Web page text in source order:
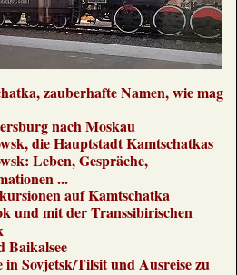
zauberhafte Namen, wie mag
nach Moskau
die Hauptstadt Kamtschatkas
Leben, Gespräche,
...
auf Kamtschatka
und mit der Transsibirischen
Baikalsee
Sovjetsk/Tilsit und Ausreise zu